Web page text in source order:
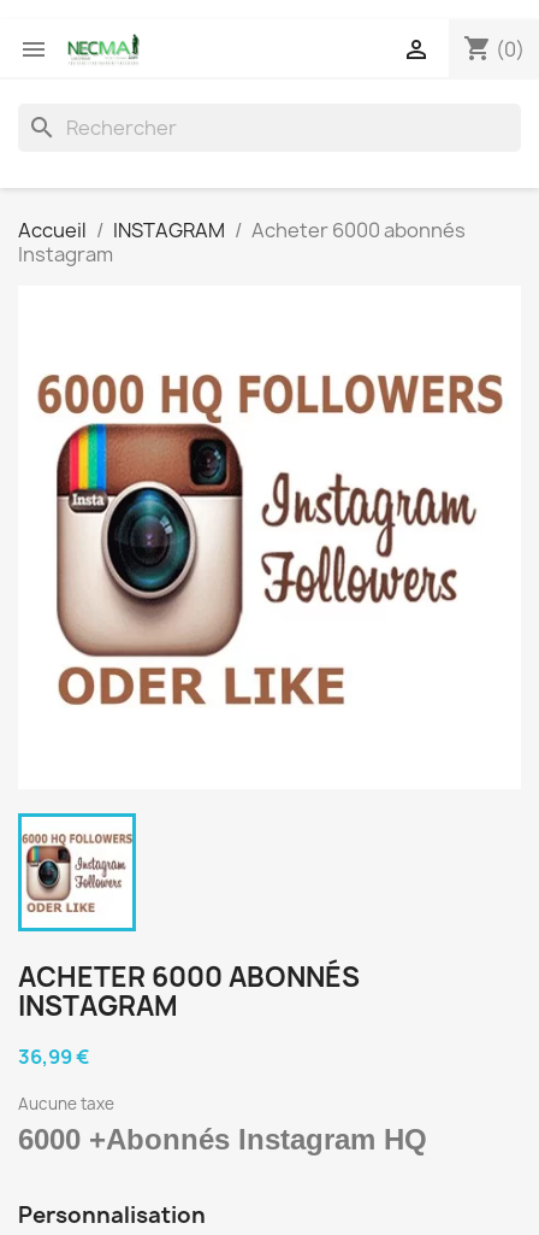
 shopping_cart (0)

search
Accueil INSTAGRAM
Acheter 6000 abonnés
Instagram
ACHETER 6000 ABONNÉS
INSTAGRAM
36,99 €
Aucune taxe
6000 +Abonnés Instagram HQ
Personnalisation